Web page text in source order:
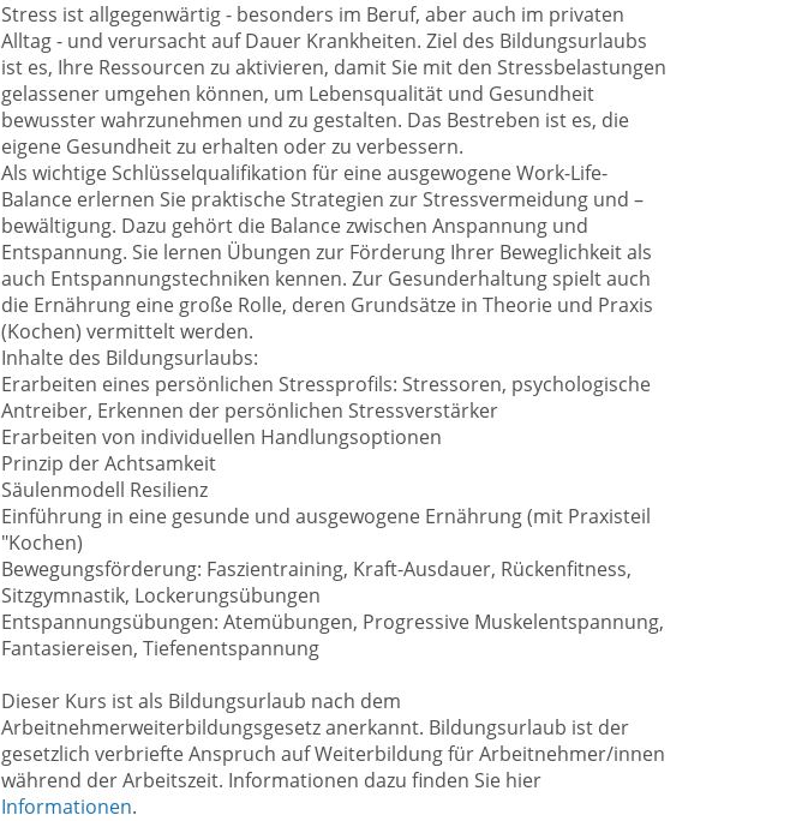
Stress ist allgegenwärtig - besonders im Beruf, aber auch im privaten
Alltag - und verursacht auf Dauer Krankheiten. Ziel des Bildungsurlaubs
ist es, Ihre Ressourcen zu aktivieren, damit Sie mit den Stressbelastungen
gelassener umgehen können, um Lebensqualität und Gesundheit
bewusster wahrzunehmen und zu gestalten. Das Bestreben ist es, die
eigene Gesundheit zu erhalten oder zu verbessern.
Als wichtige Schlüsselqualifikation für eine ausgewogene Work-Life-
Balance erlernen Sie praktische Strategien zur Stressvermeidung und –
bewältigung. Dazu gehört die Balance zwischen Anspannung und
Entspannung. Sie lernen Übungen zur Förderung Ihrer Beweglichkeit als
auch Entspannungstechniken kennen. Zur Gesunderhaltung spielt auch
die Ernährung eine große Rolle, deren Grundsätze in Theorie und Praxis
(Kochen) vermittelt werden.
Inhalte des Bildungsurlaubs:
Erarbeiten eines persönlichen Stressprofils: Stressoren, psychologische
Antreiber, Erkennen der persönlichen Stressverstärker
Erarbeiten von individuellen Handlungsoptionen
Prinzip der Achtsamkeit
Säulenmodell Resilienz
Einführung in eine gesunde und ausgewogene Ernährung (mit Praxisteil
"Kochen)
Bewegungsförderung: Faszientraining, Kraft-Ausdauer, Rückenfitness,
Sitzgymnastik, Lockerungsübungen
Entspannungsübungen: Atemübungen, Progressive Muskelentspannung,
Fantasiereisen, Tiefenentspannung
Dieser Kurs ist als Bildungsurlaub nach dem
Arbeitnehmerweiterbildungsgesetz anerkannt. Bildungsurlaub ist der
gesetzlich verbriefte Anspruch auf Weiterbildung für Arbeitnehmer/innen
während der Arbeitszeit. Informationen dazu finden Sie hier
Informationen.